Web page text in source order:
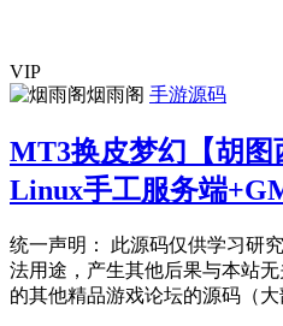
VIP
烟雨阁 手游源码
MT3换皮梦幻【胡图
Linux手工服务端
统一声明： 此源码仅供学习研
法用途，产生其他后果与本站
的其他精品游戏论坛的源码（